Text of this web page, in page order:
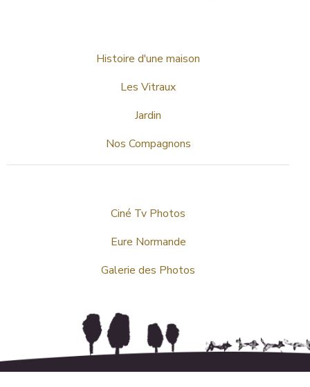
Histoire d'une maison
Les Vitraux
Jardin
Nos Compagnons
Ciné Tv Photos
Eure Normande
Galerie des Photos